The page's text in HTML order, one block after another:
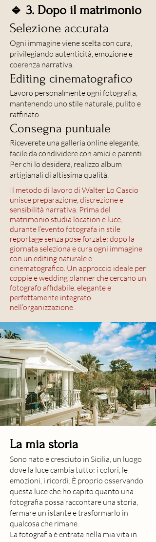
🔹 3. Dopo il matrimonio
Selezione accurata
Ogni immagine viene scelta con cura,
privilegiando autenticità, emozione e
coerenza narrativa.
Editing cinematografico
Lavoro personalmente ogni fotografia,
mantenendo uno stile naturale, pulito e
raffinato.
Consegna puntuale
Riceverete una galleria online elegante,
facile da condividere con amici e parenti.
Per chi lo desidera, realizzo album
artigianali di altissima qualità.
Il metodo di lavoro di Walter Lo Cascio
unisce preparazione, discrezione e
sensibilità narrativa. Prima del
matrimonio studia location e luce;
durante l’evento fotografa in stile
reportage senza pose forzate; dopo la
giornata seleziona e cura ogni immagine
con un editing naturale e
cinematografico. Un approccio ideale per
coppie e wedding planner che cercano un
fotografo affidabile, elegante e
perfettamente integrato
nell’organizzazione.
La mia storia
Sono nato e cresciuto in Sicilia, un luogo
dove la luce cambia tutto: i colori, le
emozioni, i ricordi. È proprio osservando
questa luce che ho capito quanto una
fotografia possa raccontare una storia,
fermare un istante e trasformarlo in
qualcosa che rimane.
La fotografia è entrata nella mia vita in